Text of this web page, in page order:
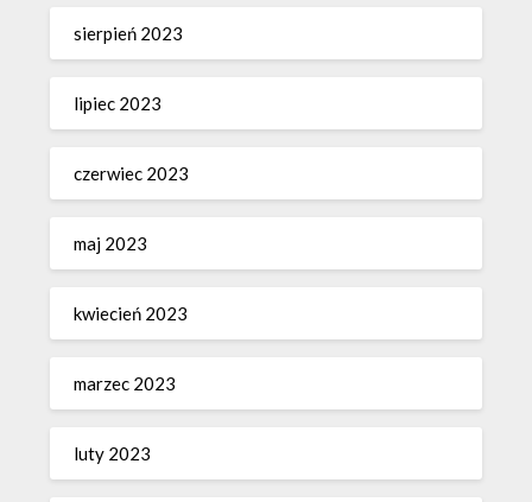
sierpień 2023
lipiec 2023
czerwiec 2023
maj 2023
kwiecień 2023
marzec 2023
luty 2023